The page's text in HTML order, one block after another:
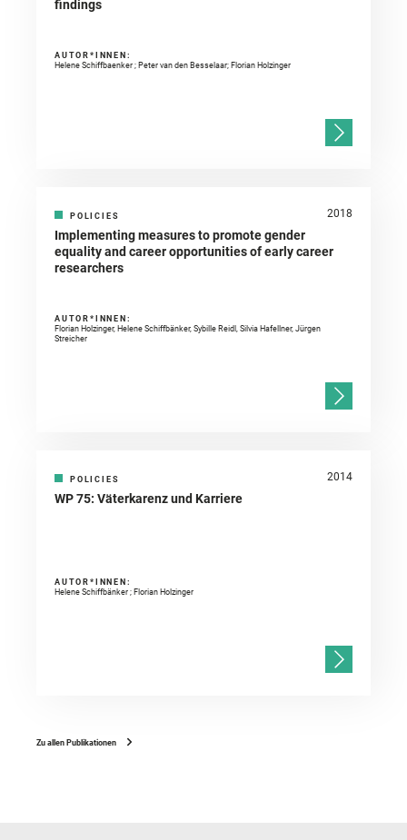
findings
AUTOR*INNEN:
Helene Schiffbaenker ; Peter van den Besselaar; Florian Holzinger
POLICIES 2018
Implementing measures to promote gender
equality and career opportunities of early career
researchers
AUTOR*INNEN:
Florian Holzinger, Helene Schiffbänker, Sybille Reidl, Silvia Hafellner, Jürgen
Streicher
POLICIES 2014
WP 75: Väterkarenz und Karriere
AUTOR*INNEN:
Helene Schiffbänker ; Florian Holzinger
Zu allen Publikationen